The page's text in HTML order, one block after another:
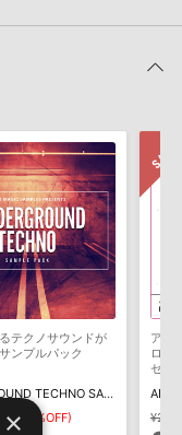
されたHDDをご用意
ールに記載されており
入を行って下さい。
版操作マニュアルをご
詳細に関するお問い合
ださい。
きることを紹介するた
則として、デモソング
。また、デモソングを
に含まれていることを
く必要がございます。
報
テクノサウンドが
ンプルパック
UNDERGROUND TECHNO SAMPLE PACK
アン
ログ
セッ
×